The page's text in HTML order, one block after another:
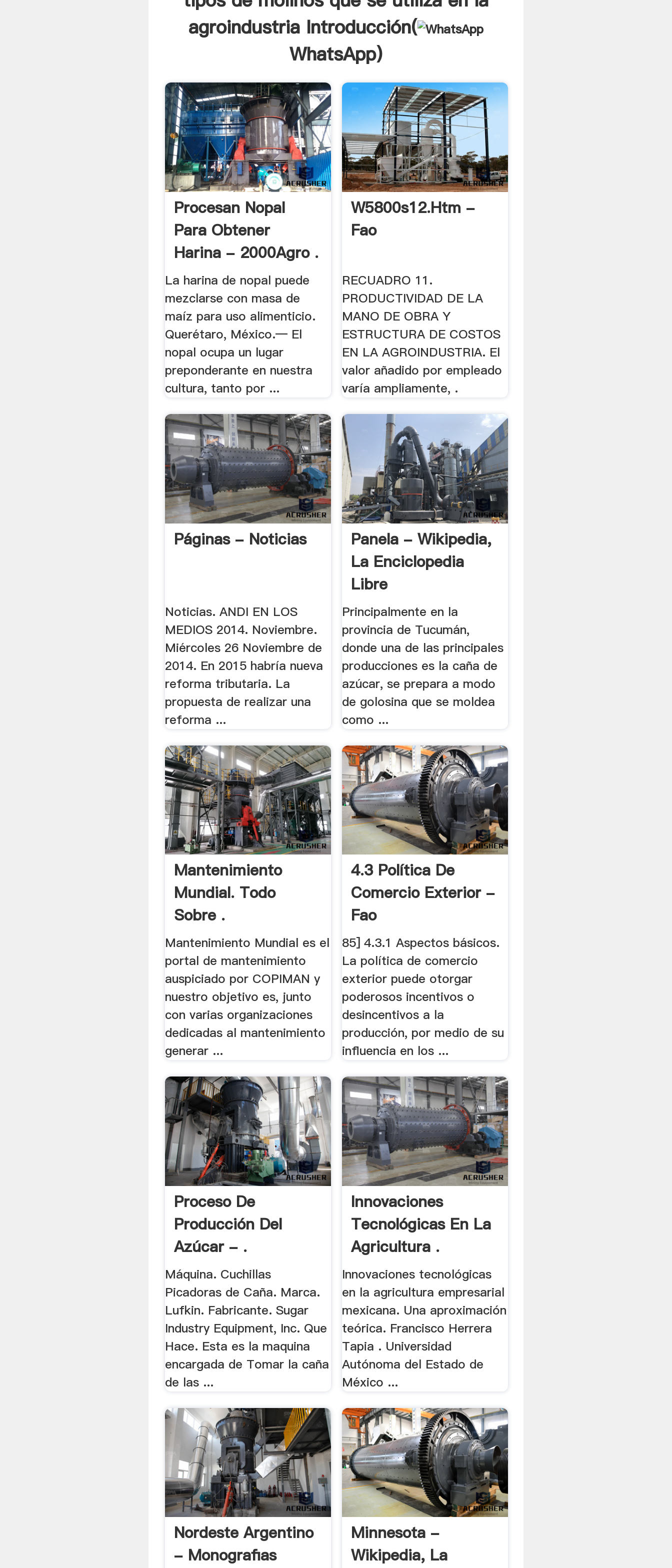
agroindustria Introducción(
WhatsApp)
Procesan Nopal
Para Obtener
Harina - 2000Agro .
La harina de nopal puede
mezclarse con masa de
maíz para uso alimenticio.
Querétaro, México.— El
nopal ocupa un lugar
preponderante en nuestra
cultura, tanto por ...
W5800s12.htm -
Fao
RECUADRO 11.
PRODUCTIVIDAD DE LA
MANO DE OBRA Y
ESTRUCTURA DE COSTOS
EN LA AGROINDUSTRIA. El
valor añadido por empleado
varía ampliamente, .
Páginas - Noticias
Noticias. ANDI EN LOS
MEDIOS 2014. Noviembre.
Miércoles 26 Noviembre de
2014. En 2015 habría nueva
reforma tributaria. La
propuesta de realizar una
reforma ...
Panela - Wikipedia,
La Enciclopedia
Libre
Principalmente en la
provincia de Tucumán,
donde una de las principales
producciones es la caña de
azúcar, se prepara a modo
de golosina que se moldea
como ...
Mantenimiento
Mundial. Todo
Sobre .
Mantenimiento Mundial es el
portal de mantenimiento
auspiciado por COPIMAN y
nuestro objetivo es, junto
con varias organizaciones
dedicadas al mantenimiento
generar ...
4.3 Política De
Comercio Exterior -
Fao
85] 4.3.1 Aspectos básicos.
La política de comercio
exterior puede otorgar
poderosos incentivos o
desincentivos a la
producción, por medio de su
influencia en los ...
Proceso De
Producción Del
Azúcar - .
Máquina. Cuchillas
Picadoras de Caña. Marca.
Lufkin. Fabricante. Sugar
Industry Equipment, Inc. Que
Hace. Esta es la maquina
encargada de Tomar la caña
de las ...
Innovaciones
Tecnológicas En La
Agricultura .
Innovaciones tecnológicas
en la agricultura empresarial
mexicana. Una aproximación
teórica. Francisco Herrera
Tapia . Universidad
Autónoma del Estado de
México ...
Nordeste Argentino
- Monografias
Minnesota -
Wikipedia, La